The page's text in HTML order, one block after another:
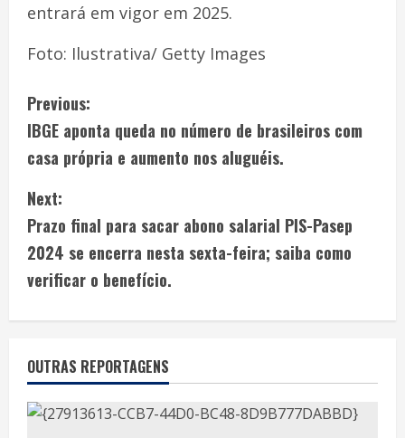
entrará em vigor em 2025.
Foto: Ilustrativa/ Getty Images
Previous:
IBGE aponta queda no número de brasileiros com
casa própria e aumento nos aluguéis.
Next:
Prazo final para sacar abono salarial PIS-Pasep
2024 se encerra nesta sexta-feira; saiba como
verificar o benefício.
OUTRAS REPORTAGENS